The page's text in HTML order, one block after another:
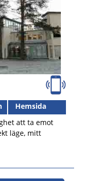
Hemsida
att ta emot
läge, mitt